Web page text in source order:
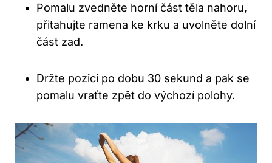
Pomalu zvedněte horní část těla nahoru,
přitahujte ramena ke krku a uvolněte dolní
část zad.
Držte pozici po dobu 30 sekund a pak se
pomalu vraťte zpět do výchozí polohy.